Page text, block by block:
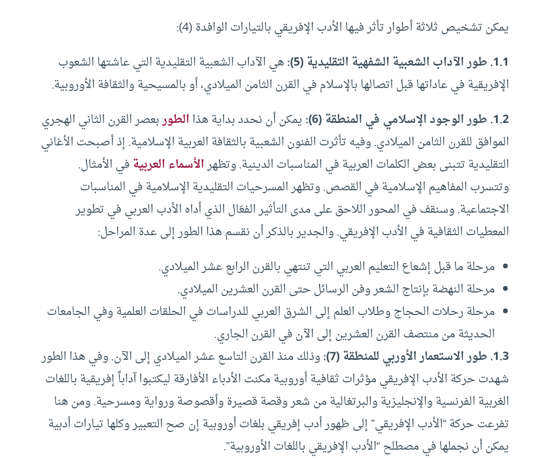
يمكن تشخيص ثلاثة أطوار تأثر فيها الأدب الإفريقي بالتيارات الوافدة (4):
1.1. طور الآداب الشعبية الشفهية التقليدية(5):
هي الآداب الشعبية التقليدية التي عاشتها الشعوب
الإفريقية في عاداتها قبل اتصالها بالإسلام في القرن الثامن الميلادي، أو بالمسيحية والثقافة الأوروبية.
1.2. طور الوجود الإسلامي في المنطقة(6): يمكن أن نحدد بداية هذاالطوربعصر القرن الثاني الهجري
الموافق للقرن الثامن الميلادي. وفيه تأثرت الفنون الشعبية بالثقافة العربية الإسلامية. إذ أصبحت الأغاني
التقليدية تتبنى بعض الكلمات العربية في المناسبات الدينية. وتظهرالأسماء العربيةفي الأمثال.
وتتسرب المفاهيم الإسلامية في القصص. وتظهر المسرحيات التقليدية الإسلامية في المناسبات
الاجتماعية. وسنقف في المحور اللاحق على مدى التأثير الفعّال الذي أداه الأدب العربي في تطوير
المعطيات الثقافية في الأدب الإفريقي. والجدير بالذكر أن نقسم هذا الطور إلى عدة المراحل:
مرحلة ما قبل إشعاع التعليم العربي التي تنتهي بالقرن الرابع عشر الميلادي.
مرحلة النهضة بإنتاج الشعر وفن الرسائل حتى القرن العشرين الميلادي.
مرحلة رحلات الحجاج وطلاب العلم إلى الشرق العربي للدراسات في الحلقات العلمية وفي الجامعات
الحديثة من منتصف القرن العشرين إلى الآن في القرن الجاري.
1.3. طور الاستعمار الأوربي للمنطقة(7):
وذلك منذ القرن التاسع عشر الميلادي إلى الآن. وفي هذا الطور
شهدت حركة الأدب الإفريقي مؤثرات ثقافية أوروبية مكنت الأدباء الأفارقة ليكتبوا آداباً إفريقية باللغات
الغربية الفرنسية والإنجليزية والبرتغالية من شعر وقصة قصيرة وأقصوصة ورواية ومسرحية. ومن هنا
تفرعت حركة “الأدب الإفريقي” إلى ظهور أدب إفريقي بلغات أوروبية إن صح التعبير وكلها تيارات أدبية
يمكن أن نجملها في مصطلح “الأدب الإفريقي باللغات الأوروبية”.